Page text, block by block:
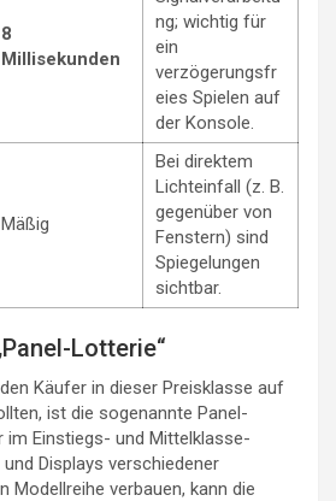
8
Millisekunden
ng; wichtig für
ein
verzögerungsfr
eies Spielen auf
der Konsole.
Mäßig
Bei direktem
Lichteinfall (z. B.
gegenüber von
Fenstern) sind
Spiegelungen
sichtbar.
Lotterie“
Käufer in dieser Preisklasse auf
ist die sogenannte Panel-
im Einstiegs- und Mittelklasse-
Displays verschiedener
Modellreihe verbauen, kann die